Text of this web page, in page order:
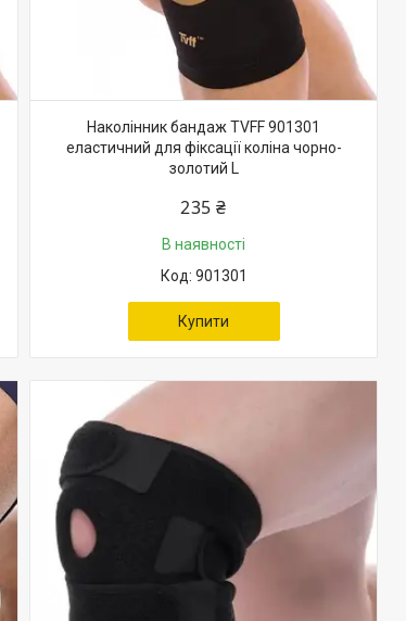
Наколінник бандаж TVFF 901301
еластичний для фіксації коліна чорно-
золотий L
235 ₴
В наявності
901301
Купити